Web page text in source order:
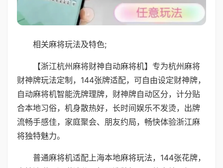
相关麻将玩法及特色;
【浙江杭州麻将财神自动麻将机】专为杭州麻将
财神牌玩法定制，144张牌适配，可自由设定财神牌，
自动麻将机智能洗牌理牌，财神牌自动区分，计分贴
合本地习俗，机身散热好，长时间娱乐不发烫，出牌
流畅手感佳，家庭聚会、朋友约局，畅快体验浙江麻
将独特魅力。
普通麻将机适配上海本地麻将玩法，144张花牌，